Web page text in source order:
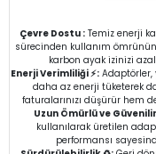
Çevre Dostu : Temiz enerji
sürecinden kullanım
karbon ayak izinizi
Enerji Verimliliği ⚡:Adaptörler,
daha az enerji tüketerek
faturalarınızı düşürür hem
Uzun Ömürlü ve Güvenilir
kullanılarak üretilen
performansı